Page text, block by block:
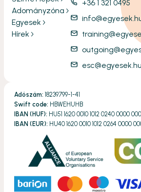
Adományzóna
Egyesek
Hírek
+36 1 321 0495
esc@egyesek.hu
Adószám: 18239799-1-41
Swift code: HBWEHUHB
IBAN (HUF): HU51 1620 0010 1012 0240 0000
IBAN (EUR): HU40 1620 0010 1012 0264 0000